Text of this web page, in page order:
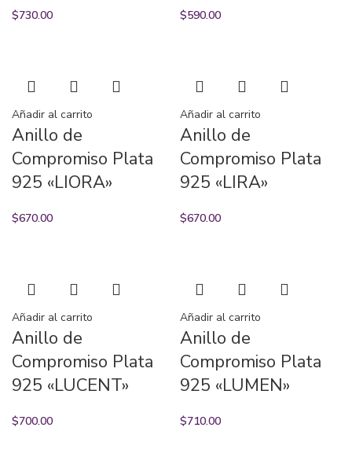
$730.00 $590.00
Añadir al carrito
Anillo de
Compromiso Plata
925 «LIORA»
$670.00
Añadir al carrito
Anillo de
Compromiso Plata
925 «LIRA»
$670.00
Añadir al carrito
Anillo de
Compromiso Plata
925 «LUCENT»
$700.00
Añadir al carrito
Anillo de
Compromiso Plata
925 «LUMEN»
$710.00